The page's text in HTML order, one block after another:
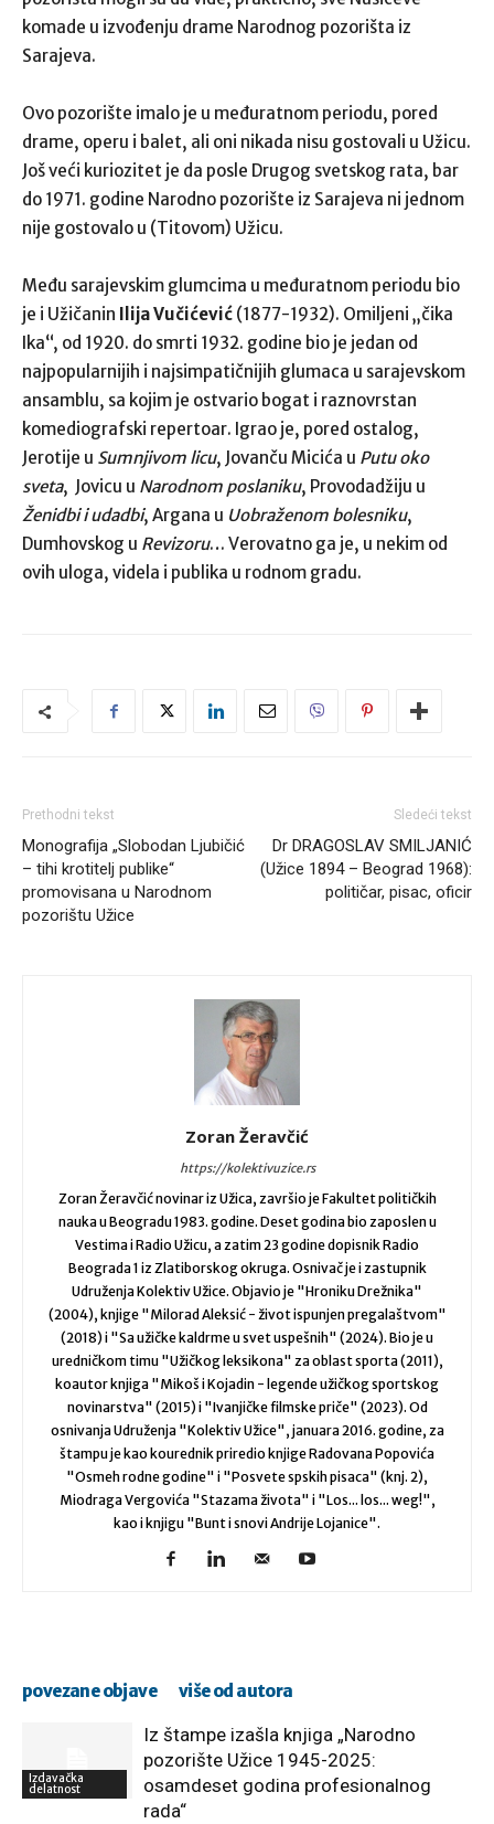
komade u izvođenju drame Narodnog pozorišta iz
Sarajeva.
Ovo pozorište imalo je u međuratnom periodu, pored
drame, operu i balet, ali oni nikada nisu gostovali u Užicu.
Još veći kuriozitet je da posle Drugog svetskog rata, bar
do 1971. godine Narodno pozorište iz Sarajeva ni jednom
nije gostovalo u (Titovom) Užicu.
Među sarajevskim glumcima u međuratnom periodu bio
je i Užičanin
Ilija Vučićević (1877-1932). Omiljeni „čika
Ika“, od 1920. do smrti 1932. godine bio je jedan od
najpopularnijih i najsimpatičnijih glumaca u sarajevskom
ansamblu, sa kojim je ostvario bogat i raznovrstan
komediografski repertoar. Igrao je, pored ostalog,
Jerotije u Sumnjivom licu, Jovanču Micića u Putu oko
sveta, Jovicu u Narodnom poslaniku, Provodadžiju u
Ženidbi i udadbi, Argana u Uobraženom bolesniku,
Dumhovskog u Revizoru… Verovatno ga je, u nekim od
ovih uloga, videla i publika u rodnom gradu.
Prethodni tekst
Monografija „Slobodan Ljubičić
– tihi krotitelj publike“
promovisana u Narodnom
pozorištu Užice
Sledeći tekst
Dr DRAGOSLAV SMILJANIĆ
(Užice 1894 – Beograd 1968):
političar, pisac, oficir
Zoran Žeravčić
https://kolektivuzice.rs
Zoran Žeravčić novinar iz Užica, završio je Fakultet političkih
nauka u Beogradu 1983. godine. Deset godina bio zaposlen u
Vestima i Radio Užicu, a zatim 23 godine dopisnik Radio
Beograda 1 iz Zlatiborskog okruga. Osnivač je i zastupnik
Udruženja Kolektiv Užice. Objavio je "Hroniku Drežnika"
(2004), knjige "Milorad Aleksić - život ispunjen pregalaštvom"
(2018) i "Sa užičke kaldrme u svet uspešnih" (2024). Bio je u
uredničkom timu "Užičkog leksikona" za oblast sporta (2011),
koautor knjiga "Mikoš i Kojadin - legende užičkog sportskog
novinarstva" (2015) i "Ivanjičke filmske priče" (2023). Od
osnivanja Udruženja "Kolektiv Užice", januara 2016. godine, za
štampu je kao kourednik priredio knjige Radovana Popovića
"Osmeh rodne godine" i "Posvete spskih pisaca" (knj. 2),
Miodraga Vergovića "Stazama života" i "Los... los... weg!",
kao i knjigu "Bunt i snovi Andrije Lojanice".
povezane objave više od autora
Izdavačka
delatnost
Iz štampe izašla knjiga „Narodno
pozorište Užice 1945-2025:
osamdeset godina profesionalnog
rada“